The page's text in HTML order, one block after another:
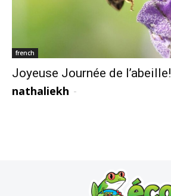
french
Joyeuse Journée de l’abeille!
nathaliekh -